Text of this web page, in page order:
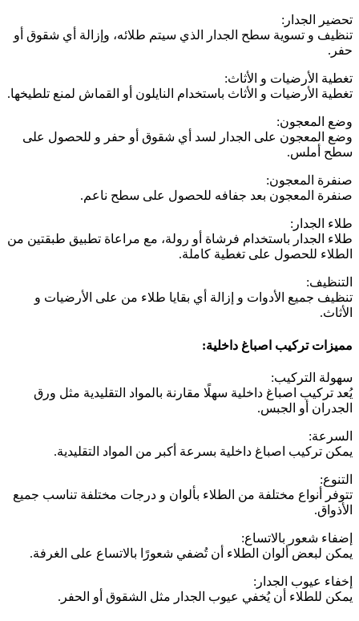
تحضير الجدار:
تنظيف و تسوية سطح الجدار الذي سيتم طلائه، وإزالة أي شقوق أو
حفر.
تغطية الأرضيات و الأثاث:
تغطية الأرضيات و الأثاث باستخدام النايلون أو القماش لمنع تلطيخها.
وضع المعجون:
وضع المعجون على الجدار لسد أي شقوق أو حفر و للحصول على
سطح أملس.
صنفرة المعجون:
صنفرة المعجون بعد جفافه للحصول على سطح ناعم.
طلاء الجدار:
طلاء الجدار باستخدام فرشاة أو رولة، مع مراعاة تطبيق طبقتين من
الطلاء للحصول على تغطية كاملة.
التنظيف:
تنظيف جميع الأدوات و إزالة أي بقايا طلاء من على الأرضيات و
الأثاث.
مميزات تركيب اصباغ داخلية:
سهولة التركيب:
يُعد تركيب اصباغ داخلية سهلًا مقارنة بالمواد التقليدية مثل ورق
الجدران أو الجبس.
السرعة:
يمكن تركيب اصباغ داخلية بسرعة أكبر من المواد التقليدية.
التنوع:
تتوفر أنواع مختلفة من الطلاء بألوان و درجات مختلفة تناسب جميع
الأذواق.
إضفاء شعور بالاتساع:
يمكن لبعض ألوان الطلاء أن تُضفي شعورًا بالاتساع على الغرفة.
إخفاء عيوب الجدار:
يمكن للطلاء أن يُخفي عيوب الجدار مثل الشقوق أو الحفر.